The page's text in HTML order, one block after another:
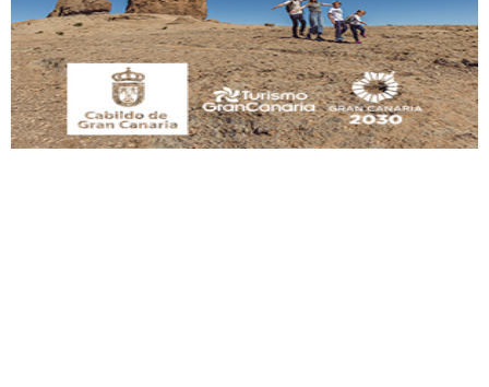
Busco adopción responsable para mi perra. Pastor alemán, hembra, 4 años. Por
motivos personales ...
Leales.org » Gran Canaria
6.7.2025